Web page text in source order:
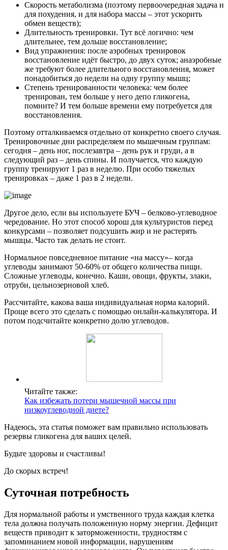
Скорость метаболизма (поэтому первоочередная задача и
для похудения, и для набора массы – этот ускорить
обмен веществ);
Длительность тренировки. Тут всё логично: чем
длительнее, тем дольше восстановление;
Вид упражнения: после аэробных тренировок
восстановление идёт быстро, до двух суток; анаэробные
же требуют более длительного восстановления, может
понадобиться до недели на одну группу мышц;
Степень тренированности человека: чем более
тренирован, тем больше у него депо гликогена,
помните? И тем больше времени ему потребуется для
восстановления.
Поэтому отталкиваемся отдельно от конкретно своего случая.
Тренировочные дни распределяем по мышечным группам:
сегодня – день ног, послезавтра – день рук и груди, а в
следующий раз – день спины. И получается, что каждую
группу тренируют 1 раз в неделю. При особо тяжелых
тренировках – даже 1 раз в 2 недели.
Другое дело, если вы используете БУЧ – белково-углеводное
чередование. Но этот способ хорош для культуристов перед
конкурсами – позволяет подсушить жир и не растерять
мышцы. Часто так делать не стоит.
Нормальное повседневное питание «на массу»– когда
углеводы занимают 50-60% от общего количества пищи.
Сложные углеводы, конечно. Каши, овощи, фрукты, злаки,
отруби, цельнозерновой хлеб.
Рассчитайте, какова ваша индивидуальная норма калорий.
Проще всего это сделать с помощью онлайн-калькулятора. И
потом подсчитайте конкретно долю углеводов.
Читайте также:
Как избежать потери мышечной массы при
низкоуглеводной диете?
Надеюсь, эта статья поможет вам правильно использовать
резервы гликогена для ваших целей.
Будьте здоровы и счастливы!
До скорых встреч!
Суточная потребность
Для нормальной работы и умственного труда каждая клетка
тела должна получать положенную норму энергии. Дефицит
веществ приводит к заторможенности, трудностям с
запоминанием новой информации, нарушениям